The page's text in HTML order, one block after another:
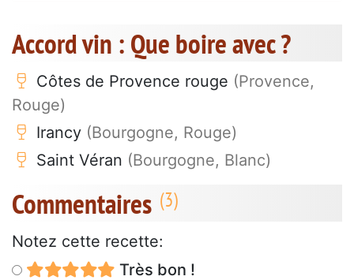
Accord vin : Que boire avec ?
Côtes de Provence rouge (Provence,
Rouge)
Irancy (Bourgogne, Rouge)
Saint Véran (Bourgogne, Blanc)
Commentaires
Notez cette recette:
Très bon !